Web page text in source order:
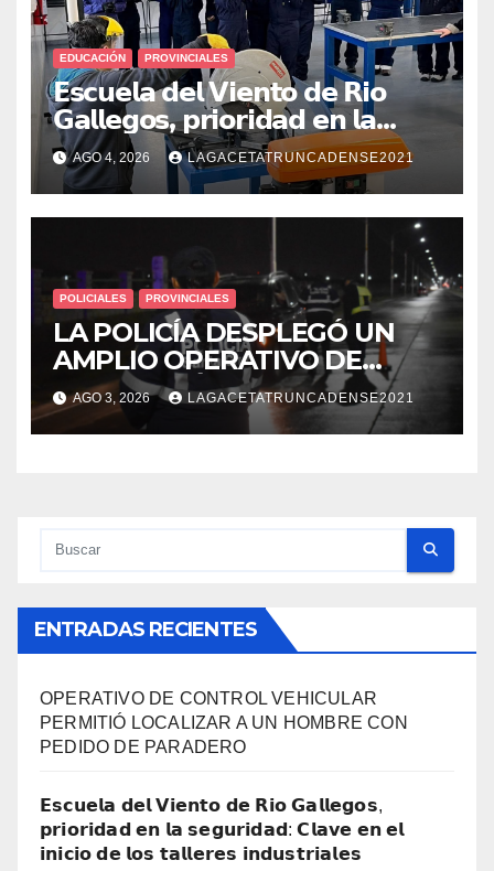
EDUCACIÓN PROVINCIALES
𝗘𝘀𝗰𝘂𝗲𝗹𝗮 𝗱𝗲𝗹 𝗩𝗶𝗲𝗻𝘁𝗼 𝗱𝗲 𝗥𝗶𝗼
𝗚𝗮𝗹𝗹𝗲𝗴𝗼𝘀, 𝗽𝗿𝗶𝗼𝗿𝗶𝗱𝗮𝗱 𝗲𝗻 𝗹𝗮
𝘀𝗲𝗴𝘂𝗿𝗶𝗱𝗮𝗱: 𝗖𝗹𝗮𝘃𝗲 𝗲𝗻 𝗲𝗹 𝗶𝗻𝗶𝗰𝗶𝗼
𝗱𝗲 𝗹𝗼𝘀 𝘁𝗮𝗹𝗹𝗲𝗿𝗲𝘀 𝗶𝗻𝗱𝘂𝘀𝘁𝗿𝗶𝗮𝗹𝗲𝘀
AGO 4, 2026 LAGACETATRUNCADENSE2021
POLICIALES PROVINCIALES
LA POLICÍA DESPLEGÓ UN
AMPLIO OPERATIVO DE
PREVENCIÓN Y CONTROLES
EN TODA LA CIUDAD
AGO 3, 2026 LAGACETATRUNCADENSE2021
ENTRADAS RECIENTES
OPERATIVO DE CONTROL VEHICULAR
PERMITIÓ LOCALIZAR A UN HOMBRE CON
PEDIDO DE PARADERO
𝗘𝘀𝗰𝘂𝗲𝗹𝗮 𝗱𝗲𝗹 𝗩𝗶𝗲𝗻𝘁𝗼 𝗱𝗲 𝗥𝗶𝗼 𝗚𝗮𝗹𝗹𝗲𝗴𝗼𝘀,
𝗽𝗿𝗶𝗼𝗿𝗶𝗱𝗮𝗱 𝗲𝗻 𝗹𝗮 𝘀𝗲𝗴𝘂𝗿𝗶𝗱𝗮𝗱: 𝗖𝗹𝗮𝘃𝗲 𝗲𝗻 𝗲𝗹
𝗶𝗻𝗶𝗰𝗶𝗼 𝗱𝗲 𝗹𝗼𝘀 𝘁𝗮𝗹𝗹𝗲𝗿𝗲𝘀 𝗶𝗻𝗱𝘂𝘀𝘁𝗿𝗶𝗮𝗹𝗲𝘀